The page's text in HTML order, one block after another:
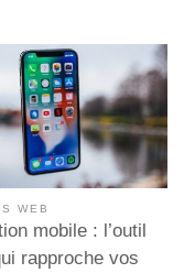
WEB
mobile : l’outil
rapproche vos